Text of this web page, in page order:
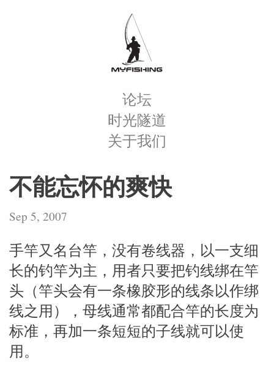
论坛
时光隧道
关于我们
不能忘怀的爽快
Sep 5, 2007
手竿又名台竿，没有卷线器，以一支细
长的钓竿为主，用者只要把钓线绑在竿
头（竿头会有一条橡胶形的线条以作绑
线之用），母线通常都配合竿的长度为
标准，再加一条短短的子线就可以使
用。